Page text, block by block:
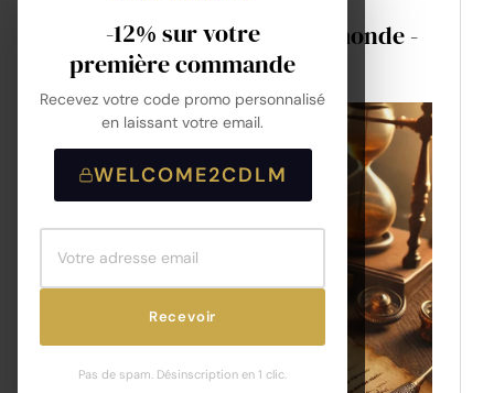
-12% sur votre
première commande
Recevez votre code promo personnalisé
en laissant votre email.
WELCOME2CDLM
Recevoir
Pas de spam. Désinscription en 1 clic.
La première montre au monde -
Club de la Montre